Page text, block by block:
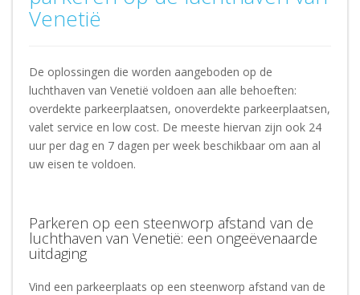
Venetië
De oplossingen die worden aangeboden op de
luchthaven van Venetië voldoen aan alle behoeften:
overdekte parkeerplaatsen, onoverdekte parkeerplaatsen,
valet service en low cost. De meeste hiervan zijn ook 24
uur per dag en 7 dagen per week beschikbaar om aan al
uw eisen te voldoen.
Parkeren op een steenworp afstand van de
luchthaven van Venetië: een ongeëvenaarde
uitdaging
Vind een parkeerplaats op een steenworp afstand van de